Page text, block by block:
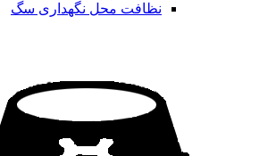
نظافت محل نگهداری سگ